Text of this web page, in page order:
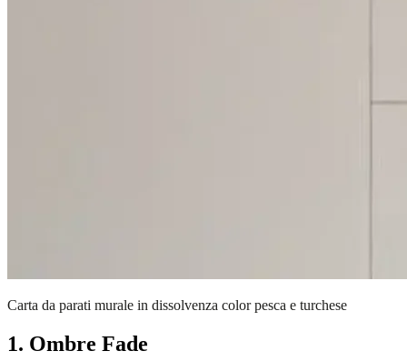
Carta da parati murale in dissolvenza color pesca e turchese
1. Ombre Fade